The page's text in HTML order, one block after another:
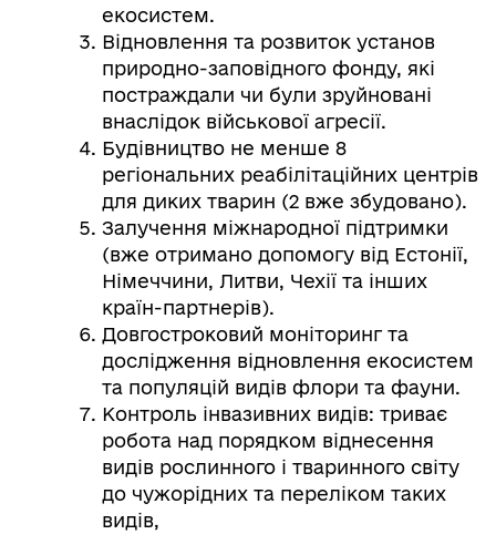
екосистем.
Відновлення та розвиток установ
природно-заповідного фонду, які
постраждали чи були зруйновані
внаслідок військової агресії.
Будівництво не менше 8
регіональних реабілітаційних центрів
для диких тварин (2 вже збудовано).
Залучення міжнародної підтримки
(вже отримано допомогу від Естонії,
Німеччини, Литви, Чехії та інших
країн-партнерів).
Довгостроковий моніторинг та
дослідження відновлення екосистем
та популяцій видів флори та фауни.
Контроль інвазивних видів: триває
робота над порядком віднесення
видів рослинного і тваринного світу
до чужорідних та переліком таких
видів,